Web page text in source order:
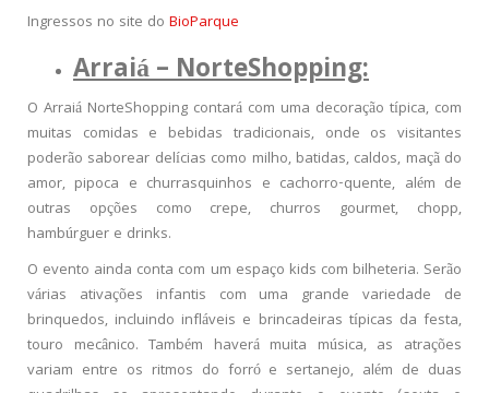
Ingressos no site do BioParque
Arraiá – NorteShopping:
O Arraiá NorteShopping contará com uma decoração típica, com
muitas comidas e bebidas tradicionais, onde os visitantes
poderão saborear delícias como milho, batidas, caldos, maçã do
amor, pipoca e churrasquinhos e cachorro-quente, além de
outras opções como crepe, churros gourmet, chopp,
hambúrguer e drinks.
O evento ainda conta com um espaço kids com bilheteria. Serão
várias ativações infantis com uma grande variedade de
brinquedos, incluindo infláveis e brincadeiras típicas da festa,
touro mecânico. Também haverá muita música, as atrações
variam entre os ritmos do forró e sertanejo, além de duas